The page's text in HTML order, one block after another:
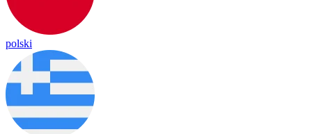
polski